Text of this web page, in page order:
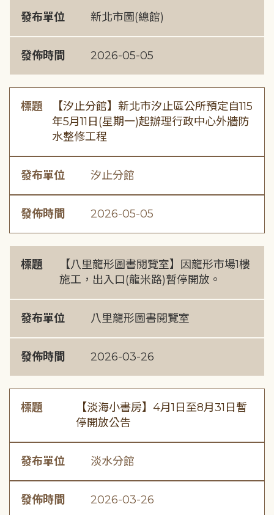
發布單位 新北市圖(總館)
發佈時間 2026-05-05
標題
【汐止分館】新北市汐止區公所預定自115
年5月11日(星期一)起辦理行政中心外牆防
水整修工程
發布單位 汐止分館
發佈時間 2026-05-05
標題
【八里龍形圖書閱覽室】因龍形市場1樓
施工，出入口(龍米路)暫停開放。
發布單位 八里龍形圖書閱覽室
發佈時間 2026-03-26
標題
【淡海小書房】4月1日至8月31日暫
停開放公告
發布單位 淡水分館
發佈時間 2026-03-26